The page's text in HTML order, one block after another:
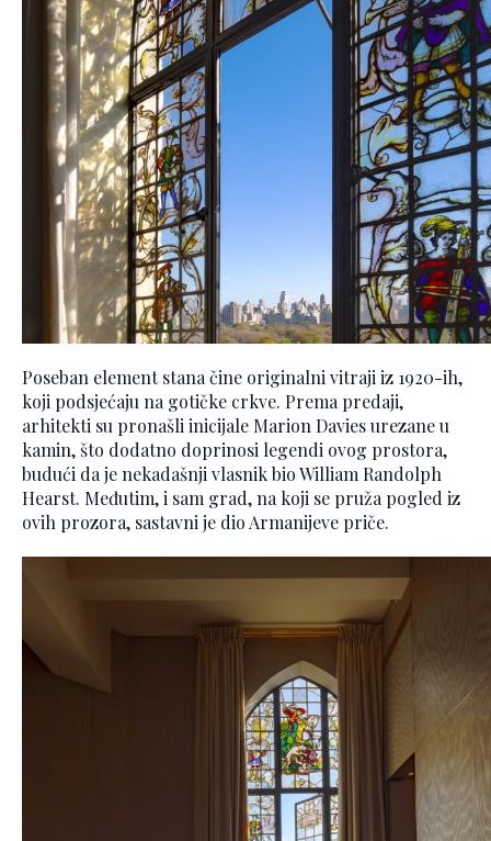
Poseban element stana čine originalni vitraji iz 1920-ih,
koji podsjećaju na gotičke crkve. Prema predaji,
arhitekti su pronašli inicijale Marion Davies urezane u
kamin, što dodatno doprinosi legendi ovog prostora,
budući da je nekadašnji vlasnik bio William Randolph
Hearst. Međutim, i sam grad, na koji se pruža pogled iz
ovih prozora, sastavni je dio Armanijeve priče.